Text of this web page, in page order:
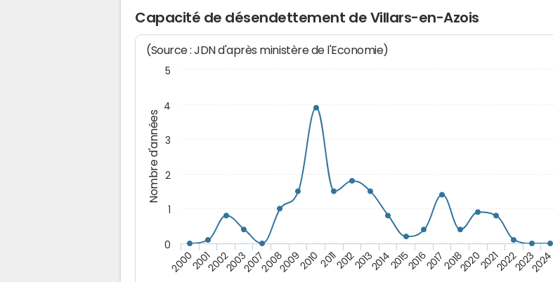
Capacité de désendettement de Villars-en-Azois
Nombre d'années
(Source : JDN d'après ministère de l'Economie)
200020012002200320072008200920102011201220132014201520162017201820202021202220232024
0
1
2
3
4
5